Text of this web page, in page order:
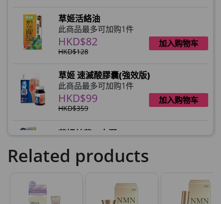
草姬活絡油
此商品最多可加购1件
HKD$82
HKD$128
加入购物车
草姬 速滅酸膠囊(強效版)
此商品最多可加购1件
HKD$99
HKD$359
加入购物车
草姬益菌の白潤
HKD$99
草姬 調經緊緻寶
此商品最多可加购1件
Related products